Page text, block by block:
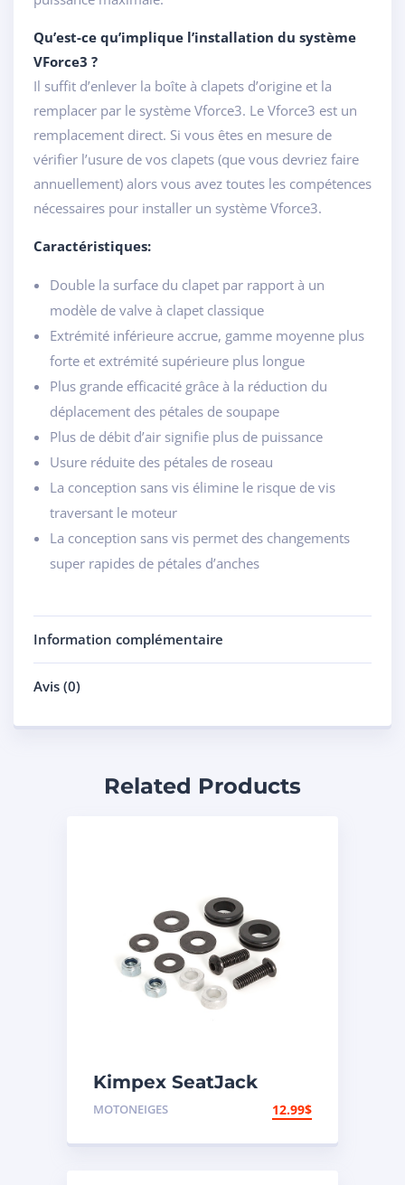
Qu’est-ce qu’implique l’installation du système
VForce3 ?
Il suffit d’enlever la boîte à clapets d’origine et la
remplacer par le système Vforce3. Le Vforce3 est un
remplacement direct. Si vous êtes en mesure de
vérifier l’usure de vos clapets (que vous devriez faire
annuellement) alors vous avez toutes les compétences
nécessaires pour installer un système Vforce3.
Caractéristiques:
Double la surface du clapet par rapport à un
modèle de valve à clapet classique
Extrémité inférieure accrue, gamme moyenne plus
forte et extrémité supérieure plus longue
Plus grande efficacité grâce à la réduction du
déplacement des pétales de soupape
Plus de débit d’air signifie plus de puissance
Usure réduite des pétales de roseau
La conception sans vis élimine le risque de vis
traversant le moteur
La conception sans vis permet des changements
super rapides de pétales d’anches
Information complémentaire
Avis (0)
Related Products
Kimpex SeatJack
Ensemble de
quincaillerie pour bras
Seat Jack
MOTONEIGES 12.99$